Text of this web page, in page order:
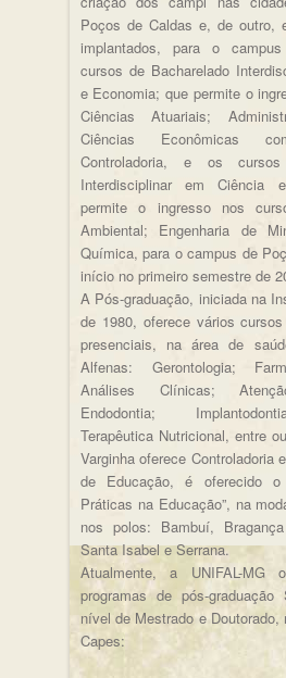
Poços de Caldas e, de outro,
implantados, para o
cursos de Bacharelado
e Economia; que permite o
Ciências Atuariais;
Ciências Econômicas
Controladoria, e os
Interdisciplinar em Ciência
permite o ingresso nos
Ambiental; Engenharia de
Química, para o campus de
início no primeiro semestre de
A Pós-graduação, iniciada na
de 1980, oferece vários
presenciais, na área de
Alfenas: Gerontologia;
Análises Clínicas;
Endodontia;
Terapêutica Nutricional, entre
Varginha oferece Controladoria
de Educação, é oferecido
Práticas na Educação”, na
nos polos: Bambuí,
Santa Isabel e Serrana.
Atualmente, a UNIFAL-MG
programas de pós-
nível de Mestrado e Doutorado,
Capes: